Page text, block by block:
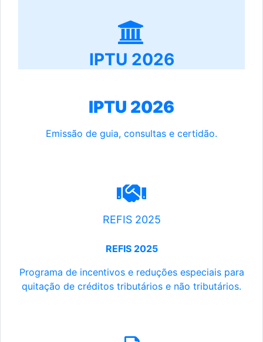
IPTU 2026
IPTU 2026
Emissão de guia, consultas e certidão.
REFIS 2025
REFIS 2025
Programa de incentivos e reduções especiais para
quitação de créditos tributários e não tributários.